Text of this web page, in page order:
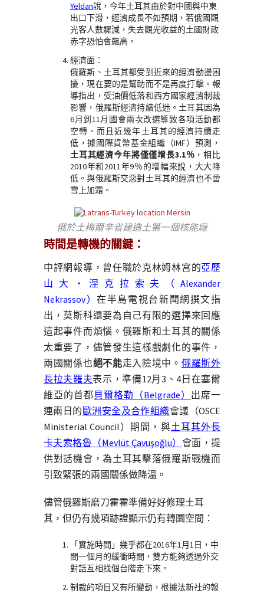
Yeldan說，今年土耳其由於對中國與中東
出口下滑，經濟成長不如預期，若俄國觀
光客人數驟減，失去觀光收益的土國財政
赤字恐怕會飆高。
經濟面：
俄羅斯、土耳其都受到近來的經濟動盪困
擾，現在要的是幫助而不是再度打擊。報
導指出，受油價低落和西方國家經濟制裁
影響，俄羅斯經濟持續低迷。土耳其因為
6月到11月國會兩次改選導致各項活動都
空轉。而且近幾年土耳其的經濟持續走
低，據國際貨幣基金組織（IMF）預測，
土耳其經濟今年將僅僅增長3.1％ ，相比
2010年和2011年9％的增幅來說，大大降
低。與俄羅斯交惡對土耳其的經濟也不啻
雪上加霜。
俄於土梅爾辛省建造土第一個核能廠
時間是轉機的關鍵：
中評網報導，曾任職於克林姆林宮的亞歷
山大‧涅克拉索夫（Alexander
Nekrassov）在半島電視台新聞網撰文指
出，莫斯科還要為自己有限的選擇來回應
這起事件而煩惱。俄羅斯和土耳其的關係
太重要了，儘管發生這樣戲劇化的事件，
兩國關係也絕不能走入險境中。 俄羅斯外
長拉夫羅夫表示，準備12月3、4日在塞爾
維亞的首都貝爾格勒（Belgrade） 出席一
連兩日的歐洲安全及合作組織會議（OSCE
Ministerial Council）期間，與土耳其外長
卡夫索格魯（Mevlüt Çavuşoğlu） 會面，提
供對話機會，為土耳其擊落俄羅斯戰機而
引致緊張的兩國關係做降溫。
儘管俄羅斯磨刀霍霍準備好好修理土耳
其，但仍有幾項跡證顯示仍有轉圜空間：
「實施時間」幾乎都在2016年1月1日，中
間一個月的緩衝時間，雙方能夠透過外交
對話互相找個台階走下來。
制裁的項目又有所變動，根據法新社的報